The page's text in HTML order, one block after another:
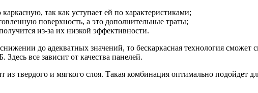
так как уступает ей по характеристиками;
поверхность, а это дополнительные траты;
из-за их низкой эффективности.
до адекватных значений, то бескаркасная технология сможет
все зависит от качества панелей.
из твердого и мягкого слоя. Такая комбинация оптимально подойдет